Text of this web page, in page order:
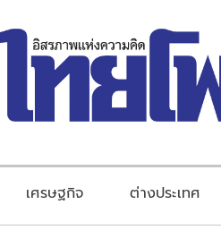
เศรษฐกิจ ต่างประเทศ